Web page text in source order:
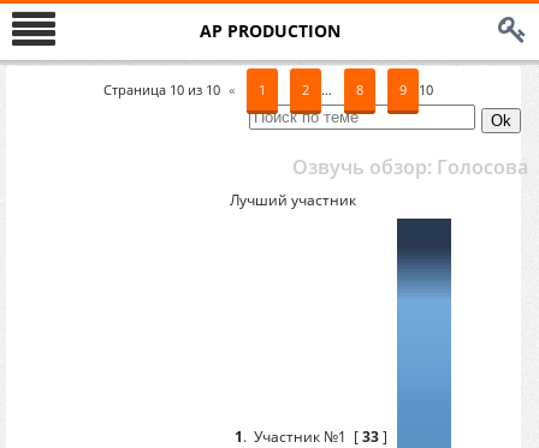
AP PRODUCTION
Страница 10из 10 « 1 2 … 8 9 10
Озвучь обзор:
Лучший участник
1. Участник №1 [33]